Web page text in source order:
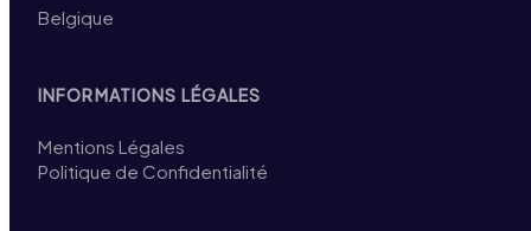
Belgique
INFORMATIONS LÉGALES
Mentions Légales
Politique de Confidentialité